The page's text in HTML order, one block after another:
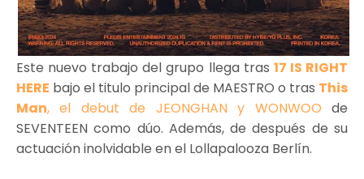
Este nuevo trabajo del grupo llega tras 17 IS RIGHT
HERE bajo el titulo principal de MAESTRO o tras This
Man, el debut de JEONGHAN y WONWOO de
SEVENTEEN como dúo. Además, de después de su
actuación inolvidable en el Lollapalooza Berlín.